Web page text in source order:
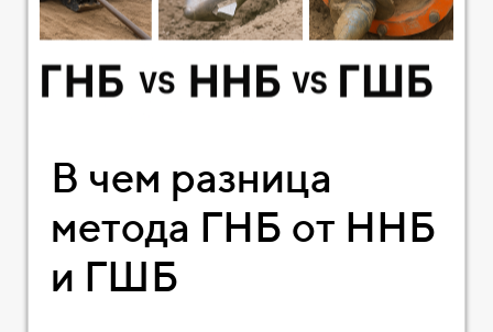
В чем разница
метода ГНБ от ННБ
и ГШБ